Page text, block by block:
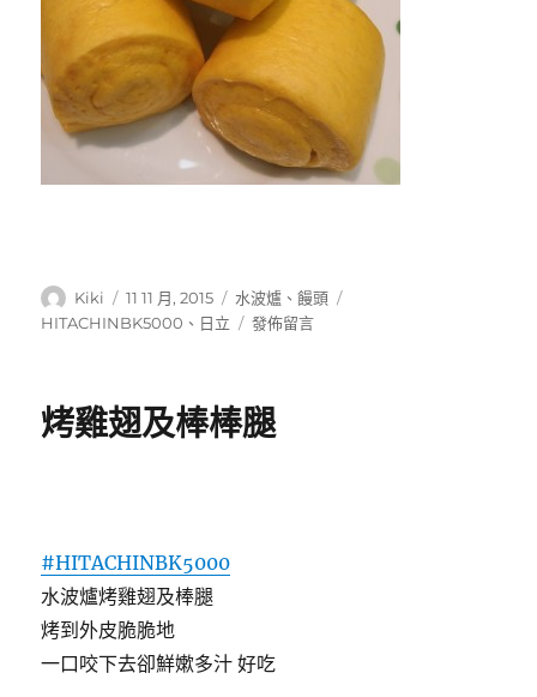
作
者
Kiki
發
佈
11 11 月, 2015
分
類
水波爐 、饅頭
HITACHINBK5000 、 日立
在
頭〉
發佈留言
烤雞翅及棒棒腿
#‎HITACHINBK5000‬
水波爐烤雞翅及棒腿
烤到外皮脆脆地
一口咬下去卻鮮嫰多汁 好吃